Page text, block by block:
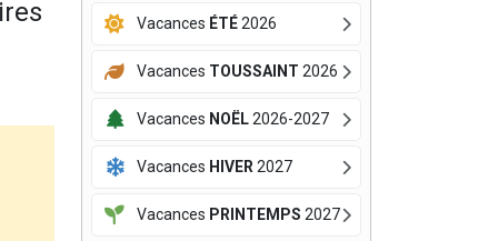
Vacances ÉTÉ2026
Vacances TOUSSAINT 2026
Vacances NOËL2026-2027
Vacances HIVER 2027
Vacances PRINTEMPS 2027